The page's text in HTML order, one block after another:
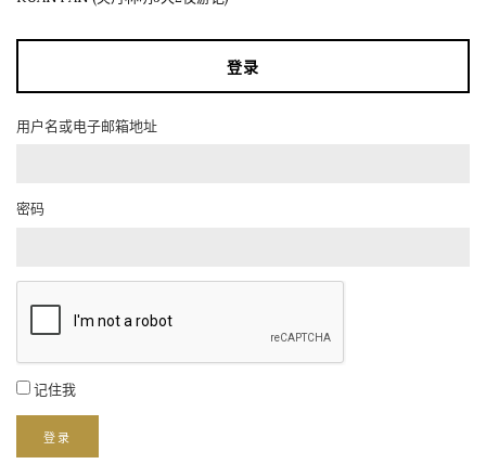
登录
用户名或电子邮箱地址
密码
记住我
登录